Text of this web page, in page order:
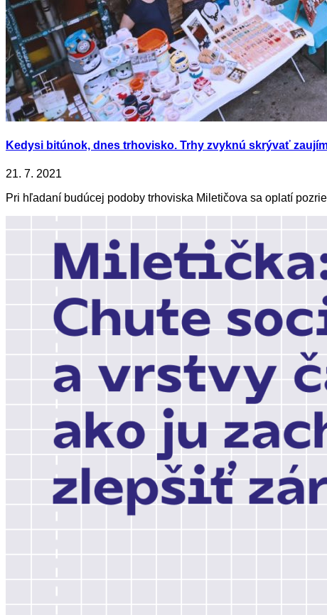
Kedysi bitúnok, dnes trhovisko. Trhy zvyknú skrývať
21. 7. 2021
Pri hľadaní budúcej podoby trhoviska Miletičova sa oplatí